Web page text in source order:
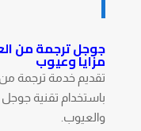
جوجل ترجمة من
مزايا وعيوب
تقديم خدمة ترجمة من
باستخدام تقنية
والعيوب.